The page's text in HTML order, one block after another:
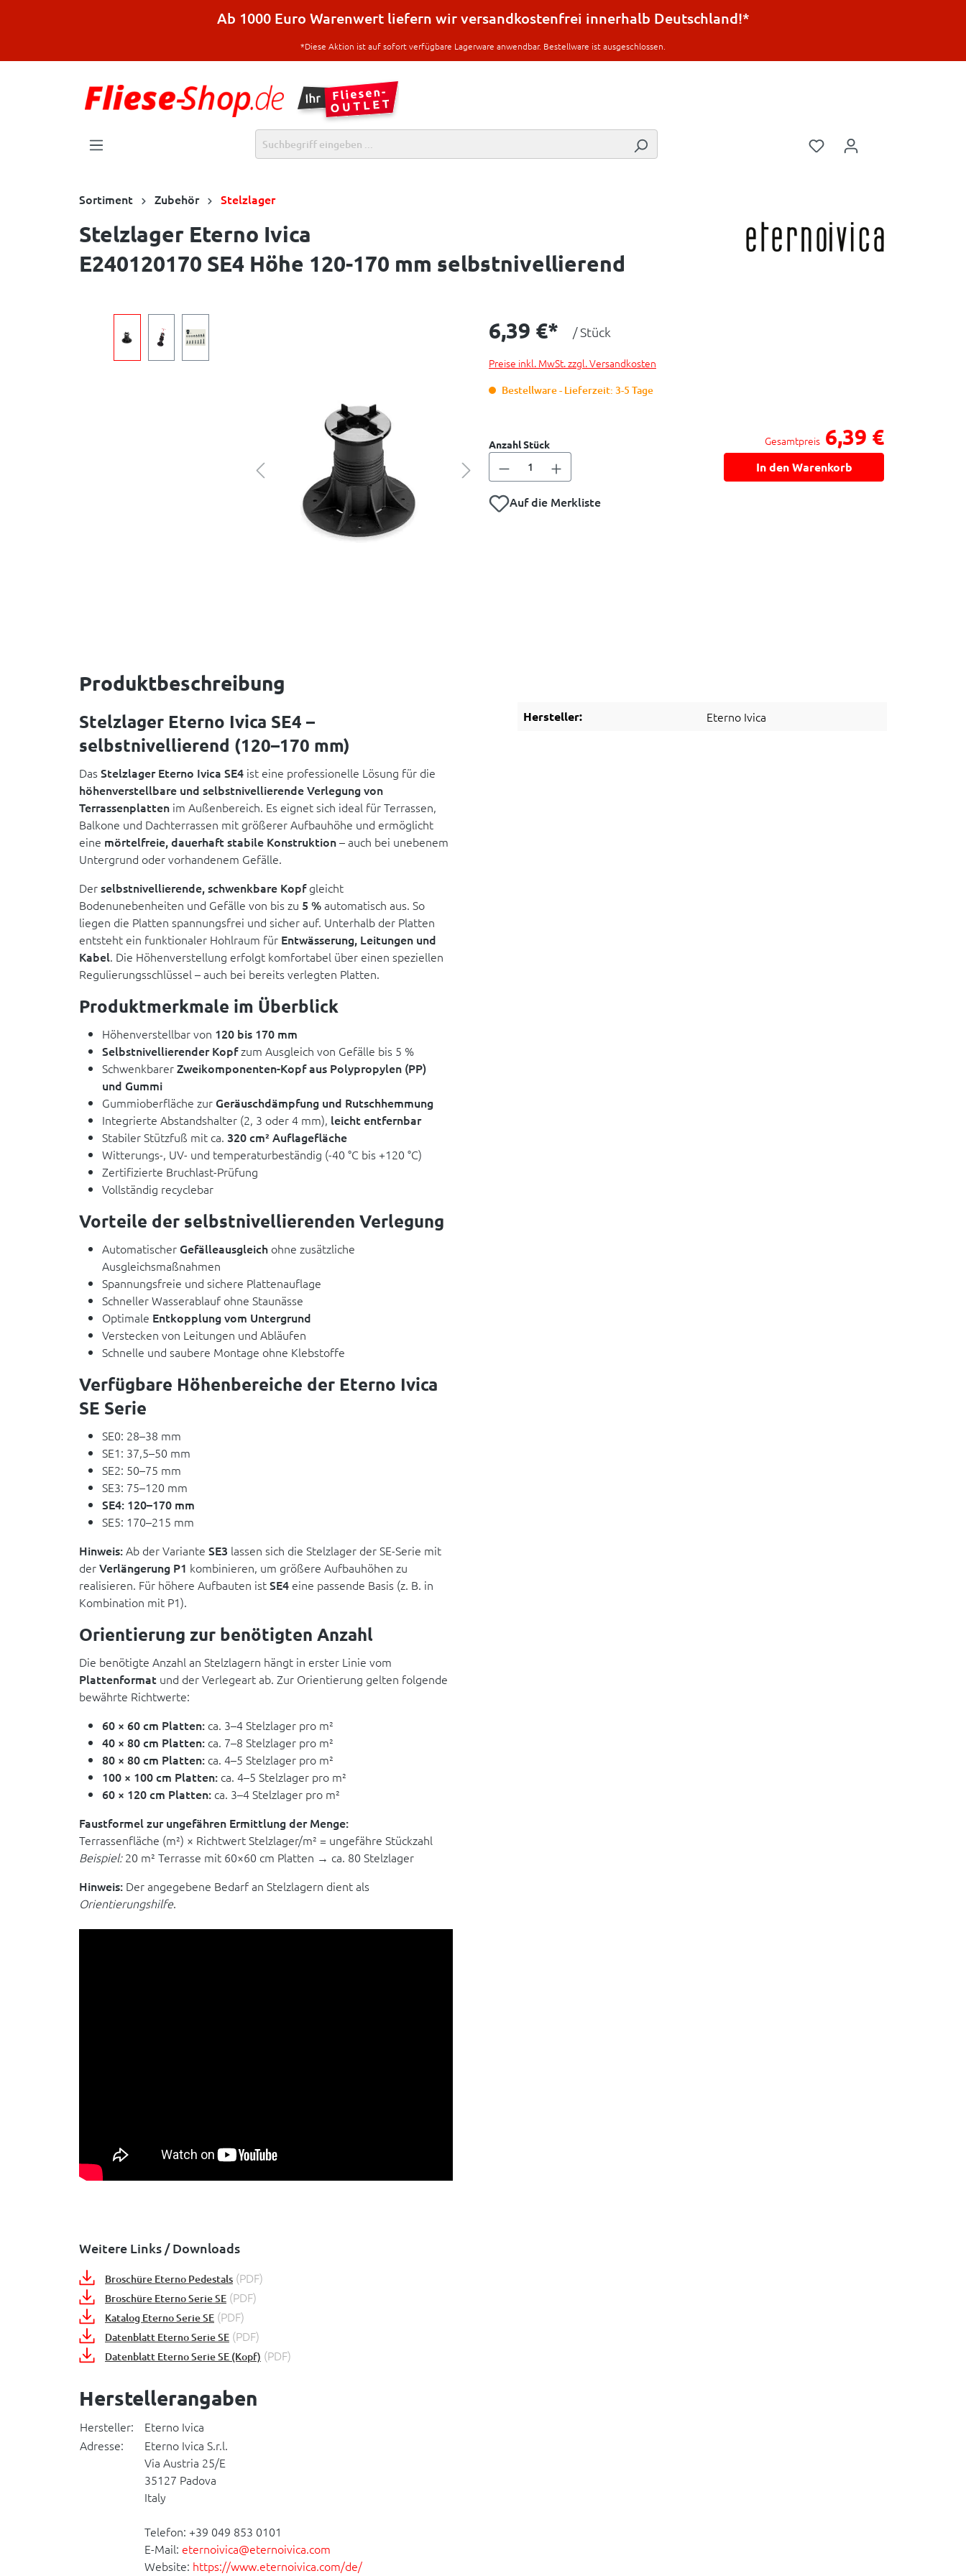
Ab 1000 Euro Warenwert liefern wir versandkostenfrei innerhalb Deutschland!*
*Diese Aktion ist auf sofort verfügbare Lagerware anwendbar. Bestellware ist ausgeschlossen.
Sortiment Zubehör Stelzlager
Stelzlager Eterno Ivica
E240120170 SE4 Höhe 120-170 mm selbstnivellierend
6,39 €* / Stück
Preise inkl. MwSt. zzgl. Versandkosten
Bestellware - Lieferzeit: 3-5 Tage
Anzahl Stück Gesamtpreis 6,39 €
In den Warenkorb
Auf die Merkliste
Produktbeschreibung
Stelzlager Eterno Ivica SE4 –
selbstnivellierend (120–170 mm)
DasStelzlager Eterno Ivica SE4 ist eine professionelle Lösung für die
höhenverstellbare und selbstnivellierende Verlegung von
Terrassenplatten im Außenbereich. Es eignet sich ideal für Terrassen,
Balkone und Dachterrassen mit größerer Aufbauhöhe und ermöglicht
eine mörtelfreie, dauerhaft stabile Konstruktion– auch bei unebenem
Untergrund oder vorhandenem Gefälle.
Derselbstnivellierende, schwenkbare Kopfgleicht
Bodenunebenheiten und Gefälle von bis zu 5 %automatisch aus. So
liegen die Platten spannungsfrei und sicher auf. Unterhalb der Platten
entsteht ein funktionaler Hohlraum für Entwässerung, Leitungen und
Kabel. Die Höhenverstellung erfolgt komfortabel über einen speziellen
Regulierungsschlüssel – auch bei bereits verlegten Platten.
Produktmerkmale im Überblick
Höhenverstellbar von 120 bis 170 mm
Selbstnivellierender Kopfzum Ausgleich von Gefälle bis 5 %
SchwenkbarerZweikomponenten-Kopf aus Polypropylen (PP)
und Gummi
Gummioberfläche zur Geräuschdämpfung und Rutschhemmung
Integrierte Abstandshalter (2, 3 oder 4 mm), leicht entfernbar
Stabiler Stützfuß mit ca. 320 cm² Auflagefläche
Witterungs-, UV- und temperaturbeständig (-40 °C bis +120 °C)
Zertifizierte Bruchlast-Prüfung
Vollständig recyclebar
Vorteile der selbstnivellierenden Verlegung
Automatischer Gefälleausgleich ohne zusätzliche
Ausgleichsmaßnahmen
Spannungsfreie und sichere Plattenauflage
Schneller Wasserablauf ohne Staunässe
Optimale Entkopplung vom Untergrund
Verstecken von Leitungen und Abläufen
Schnelle und saubere Montage ohne Klebstoffe
Verfügbare Höhenbereiche der Eterno Ivica
SE Serie
SE0: 28–38 mm
SE1: 37,5–50 mm
SE2: 50–75 mm
SE3: 75–120 mm
SE4: 120–170 mm
SE5: 170–215 mm
Hinweis:Ab der Variante SE3 lassen sich die Stelzlager der SE-Serie mit
derVerlängerung P1 kombinieren, um größere Aufbauhöhen zu
realisieren. Für höhere Aufbauten istSE4 eine passende Basis (z. B. in
Kombination mit P1).
Orientierung zur benötigten Anzahl
Die benötigte Anzahl an Stelzlagern hängt in erster Linie vom
Plattenformat und der Verlegeart ab. Zur Orientierung gelten folgende
bewährte Richtwerte:
60 × 60 cm Platten: ca. 3–4 Stelzlager pro m²
40 × 80 cm Platten: ca. 7–8 Stelzlager pro m²
80 × 80 cm Platten: ca. 4–5 Stelzlager pro m²
100 × 100 cm Platten: ca. 4–5 Stelzlager pro m²
60 × 120 cm Platten: ca. 3–4 Stelzlager pro m²
Faustformel zur ungefähren Ermittlung der Menge:
Terrassenfläche (m²) × Richtwert Stelzlager/m² = ungefähre Stückzahl
Beispiel:20 m² Terrasse mit 60×60 cm Platten → ca. 80 Stelzlager
Hinweis: Der angegebene Bedarf an Stelzlagern dient als
Orientierungshilfe.
Weitere Links / Downloads
Broschüre Eterno Pedestals (PDF)
Broschüre Eterno Serie SE (PDF)
Katalog Eterno Serie SE (PDF)
Datenblatt Eterno Serie SE (PDF)
Datenblatt Eterno Serie SE (Kopf) (PDF)
Hersteller: Eterno Ivica
Herstellerangaben
Hersteller:
Eterno Ivica
Adresse:
Eterno Ivica S.r.l.
Via Austria 25/E
35127 Padova
Italy
Telefon: +39 049 853 0101
E-Mail: eternoivica@eternoivica.com
Website: https://www.eternoivica.com/de/